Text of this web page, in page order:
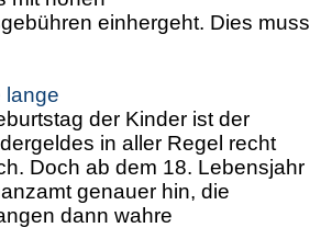
einhergeht. Dies muss
lange
der Kinder ist der
in aller Regel recht
Doch ab dem 18. Lebensjahr
genauer hin, die
dann wahre